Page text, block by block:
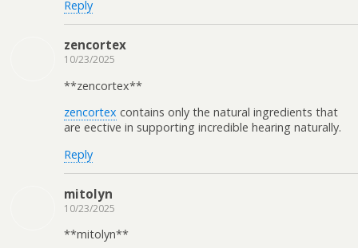
Reply
zencortex
10/23/2025
**zencortex**
zencortex contains only the natural ingredients that
are effective in supporting incredible hearing naturally.
Reply
mitolyn
10/23/2025
** mitolyn**